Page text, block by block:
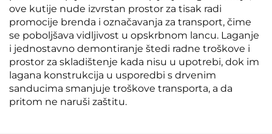
ove kutije nude izvrstan prostor za tisak radi
promocije brenda i označavanja za transport, čime
se poboljšava vidljivost u opskrbnom lancu. Laganje
i jednostavno demontiranje štedi radne troškove i
prostor za skladištenje kada nisu u upotrebi, dok im
lagana konstrukcija u usporedbi s drvenim
sanducima smanjuje troškove transporta, a da
pritom ne naruši zaštitu.